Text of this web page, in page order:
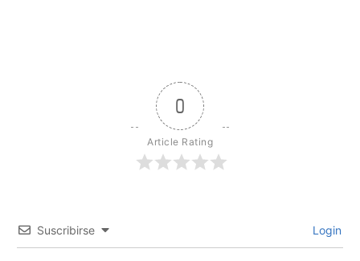
0
Article Rating
Suscribirse Login